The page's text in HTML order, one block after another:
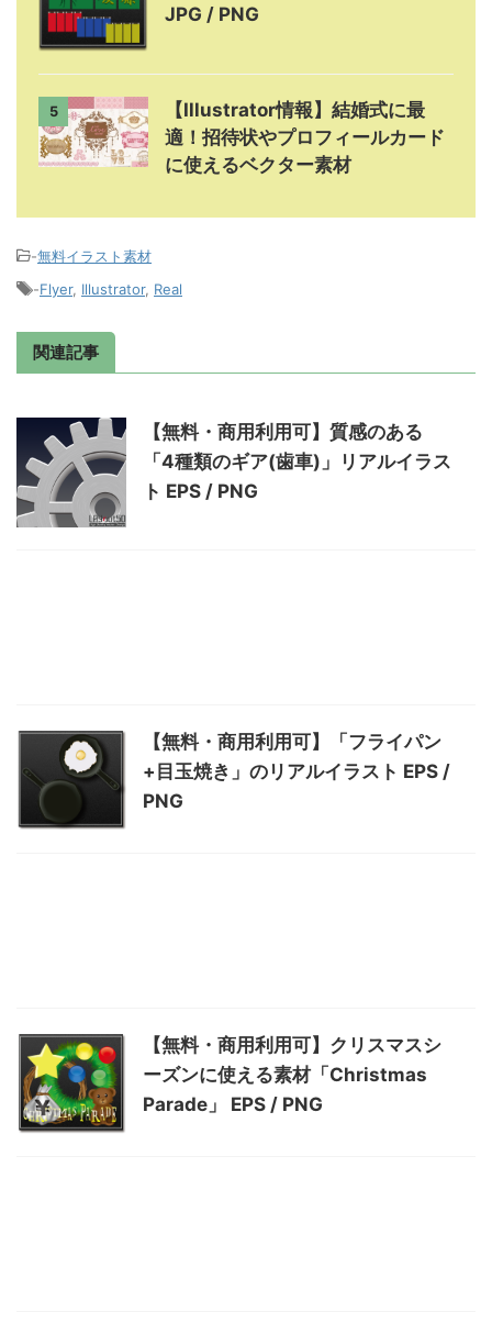
JPG / PNG
5
【Illustrator情報】結婚式に最
適！招待状やプロフィールカード
に使えるベクター素材
-無料イラスト素材
-Flyer, Illustrator, Real
関連記事
【無料・商用利用可】質感のある
「4種類のギア(歯車)」リアルイラス
ト EPS / PNG
【無料・商用利用可】「フライパン
+目玉焼き」のリアルイラスト EPS /
PNG
【無料・商用利用可】クリスマスシ
ーズンに使える素材「Christmas
Parade」 EPS / PNG